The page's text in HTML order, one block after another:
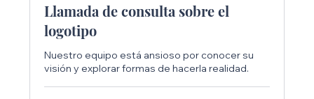
Llamada de consulta sobre el
logotipo
Nuestro equipo está ansioso por conocer su
visión y explorar formas de hacerla realidad.